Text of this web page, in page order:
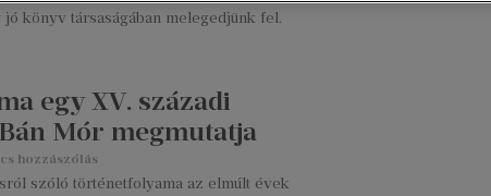
könyv társaságában melegedjünk fel.
egy XV. századi
Mór megmutatja
hozzászólás
szóló történetfolyama az elmúlt évek